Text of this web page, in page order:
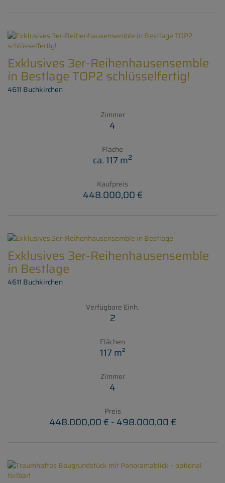
Exklusives 3er-Reihenhausensemble
in Bestlage TOP2 schlüsselfertig!
4611 Buchkirchen
Zimmer
4
Fläche
ca. 117 m2
Kaufpreis
448.000,00 €
Exklusives 3er-Reihenhausensemble
in Bestlage
4611 Buchkirchen
Verfügbare Einh.
2
Flächen
117 m²
Zimmer
4
Preis
448.000,00 € - 498.000,00 €